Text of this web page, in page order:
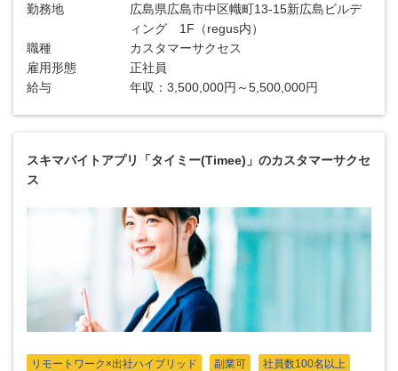
勤務地
広島県広島市中区幟町13-15新広島ビルデ
ィング 1F（regus内）
職種
カスタマーサクセス
雇用形態
正社員
給与
年収：3,500,000円～5,500,000円
スキマバイトアプリ「タイミー(Timee)」のカスタマーサクセ
ス
リモートワーク×出社ハイブリッド 副業可
社員数100名以上